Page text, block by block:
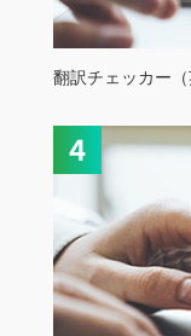
翻訳チェッカー